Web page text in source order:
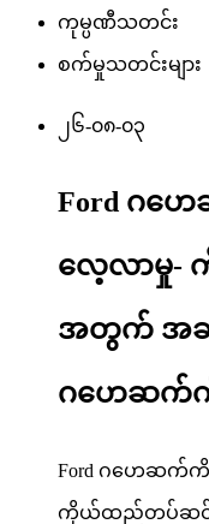
ကုမ္ပဏီသတင်း
စက်မှုသတင်းများ
၂၆-၀၈-၀၃
Ford ဂဟ
လေ့လာမှု-
အတွက် အဆင့်
ဂဟေဆက်ကိရိ
Ford ဂဟေဆက်ကိ
ကိုယ်ထည်တပ်ဆင်ခ